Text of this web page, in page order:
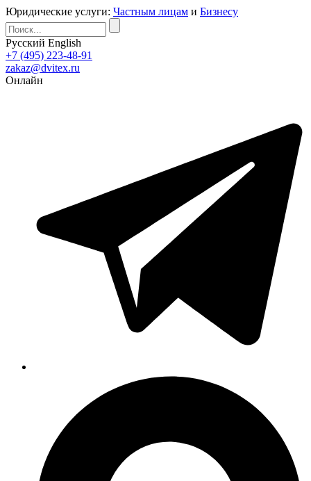
Юридические услуги: Частным лицам и Бизнесу
Русский English
+7 (495) 223-48-91
zakaz@dvitex.ru
Онлайн